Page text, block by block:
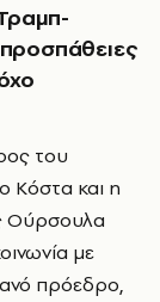
προσπάθειες
του
Κόστα και η
Ούρσουλα
με
πρόεδρο,